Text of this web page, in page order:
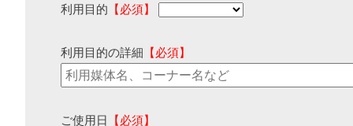
利用目的 【必須】
利用目的の詳細 【必須】
ご使用日 【必須】